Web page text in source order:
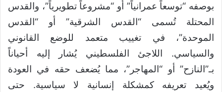
بوصفه “توسعاً عمرانياً” أو “مشروعاً تطويرياً”، والقدس
المحتلة تُسمى “القدس الشرقية” أو “القدس
الموحدة”، في تغييب متعمد للوضع القانوني
والسياسي. اللاجئ الفلسطيني يُشار إليه أحياناً
بـ”النازح” أو “المهاجر”، مما يُضعف حقه في العودة
ويُعيد تعريفه كمشكلة إنسانية لا سياسية. حتى